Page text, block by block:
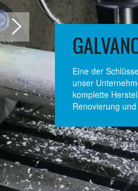
Eine der
unser
komplette
Renovierung